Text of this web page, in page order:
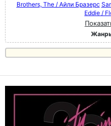
Brothers, The / Айли Бразерс
Eddie /